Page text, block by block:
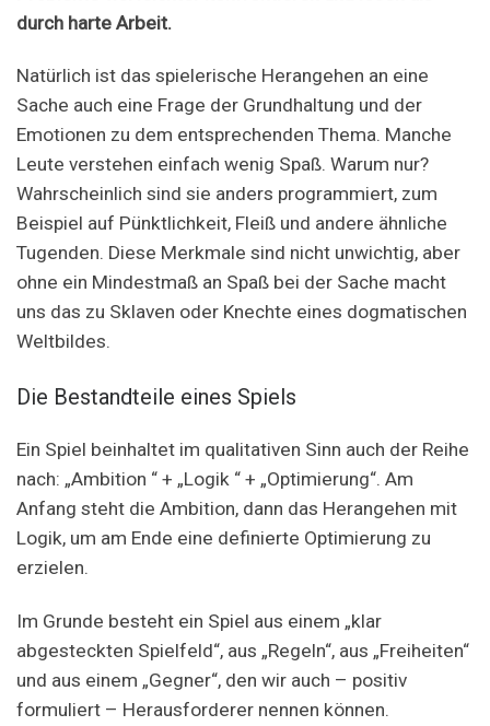
durch harte Arbeit.
Natürlich ist das spielerische Herangehen an eine
Sache auch eine Frage der Grundhaltung und der
Emotionen zu dem entsprechenden Thema. Manche
Leute verstehen einfach wenig Spaß. Warum nur?
Wahrscheinlich sind sie anders programmiert, zum
Beispiel auf Pünktlichkeit, Fleiß und andere ähnliche
Tugenden. Diese Merkmale sind nicht unwichtig, aber
ohne ein Mindestmaß an Spaß bei der Sache macht
uns das zu Sklaven oder Knechte eines dogmatischen
Weltbildes.
Die Bestandteile eines Spiels
Ein Spiel beinhaltet im qualitativen Sinn auch der Reihe
nach: „Ambition “ + „Logik “ + „Optimierung“. Am
Anfang steht die Ambition, dann das Herangehen mit
Logik, um am Ende eine definierte Optimierung zu
erzielen.
Im Grunde besteht ein Spiel aus einem „klar
abgesteckten Spielfeld“, aus „Regeln“, aus „Freiheiten“
und aus einem „Gegner“, den wir auch – positiv
formuliert – Herausforderer nennen können.